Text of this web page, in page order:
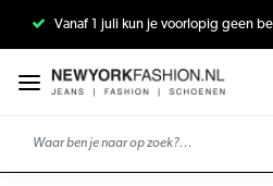
Vanaf 1 juli kun je voorlopig geen